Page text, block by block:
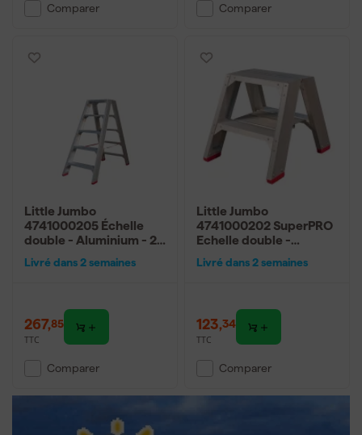
Comparer Comparer
Little Jumbo
4741000205 Échelle
double - Aluminium - 2 x
travail max. 3,20 m.
Livré dans 2 semaines
267,85
TTC
Comparer
Little Jumbo
4741000202 SuperPRO
Echelle double -
marches - hauteur de
Livré dans 2 semaines
123,34
TTC
Comparer